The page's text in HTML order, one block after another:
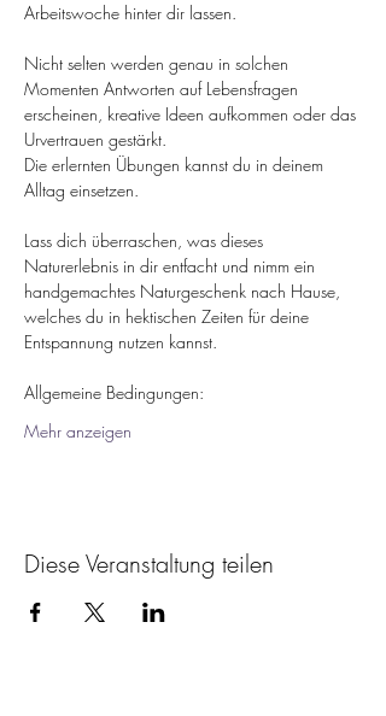
Arbeitswoche hinter dir lassen.
Nicht selten werden genau in solchen
Momenten Antworten auf Lebensfragen
erscheinen, kreative Ideen aufkommen oder das
Urvertrauen gestärkt.
Die erlernten Übungen kannst du in deinem
Alltag einsetzen.
Lass dich überraschen, was dieses
Naturerlebnis in dir entfacht und nimm ein
handgemachtes Naturgeschenk nach Hause,
welches du in hektischen Zeiten für deine
Entspannung nutzen kannst.
Allgemeine Bedingungen:
Mehr anzeigen
Diese Veranstaltung teilen